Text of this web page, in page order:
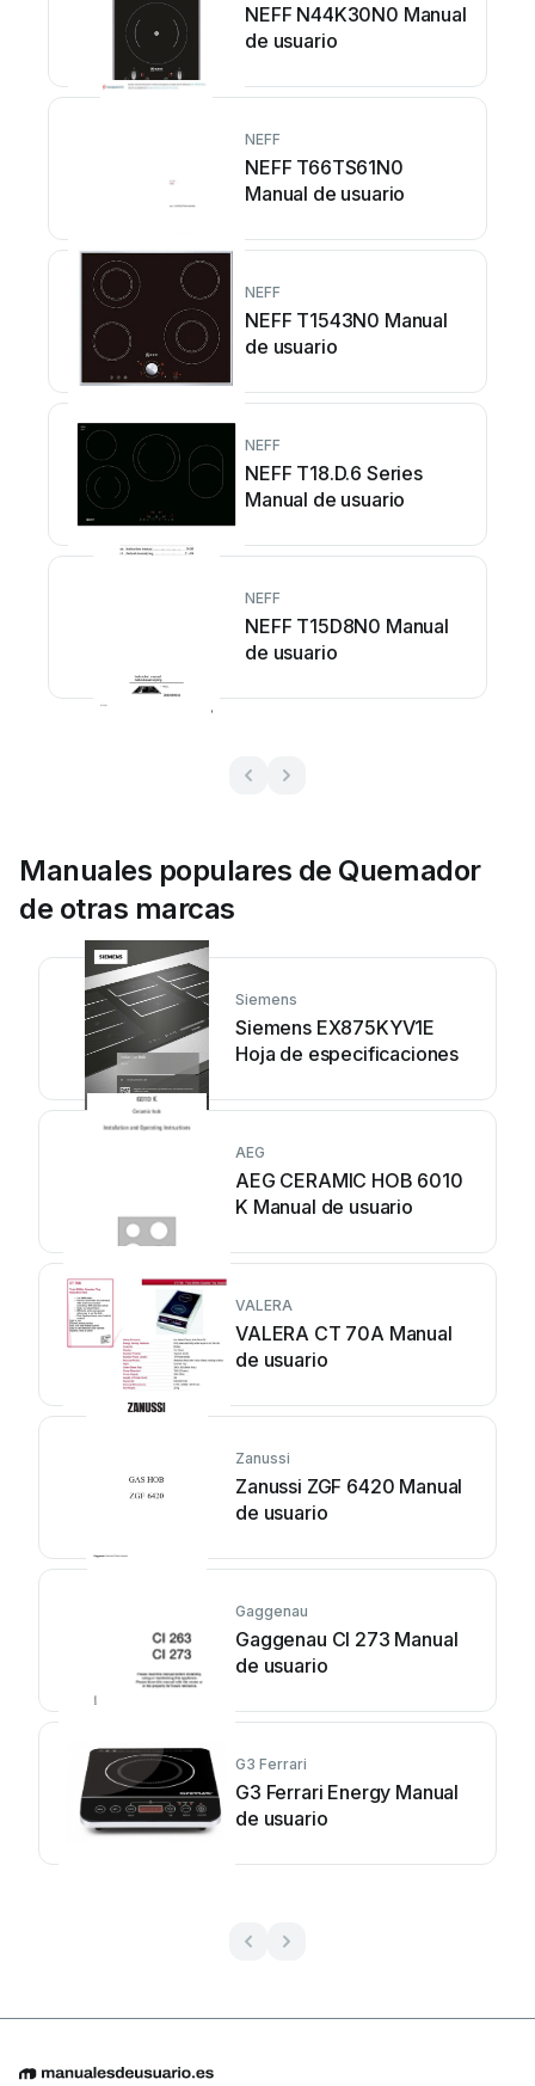
NEFF N44K30N0 Manual
de usuario
NEFF
NEFF T66TS61N0
Manual de usuario
NEFF
NEFF T1543N0 Manual
de usuario
NEFF
NEFF T18.D.6 Series
Manual de usuario
NEFF
NEFF T15D8N0 Manual
de usuario
Manuales populares de Quemador
de otras marcas
Siemens
Siemens EX875KYV1E
Hoja de especificaciones
AEG
AEG CERAMIC HOB 6010
K Manual de usuario
VALERA
VALERA CT 70A Manual
de usuario
Zanussi
Zanussi ZGF 6420 Manual
de usuario
Gaggenau
Gaggenau CI 273 Manual
de usuario
G3 Ferrari
G3 Ferrari Energy Manual
de usuario